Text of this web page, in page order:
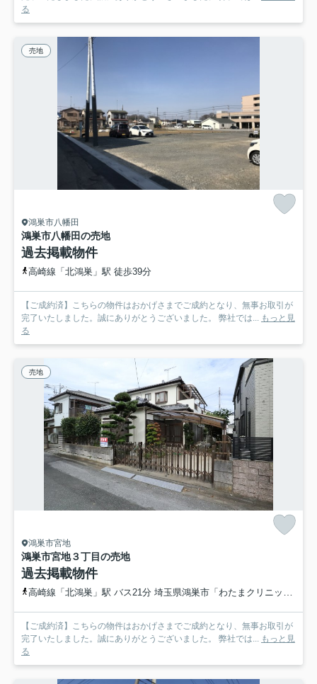
る
売地
鴻巣市八幡田
鴻巣市八幡田の売地
過去掲載物件
高崎線「北鴻巣」駅 徒歩39分
【ご成約済】こちらの物件はおかげさまでご成約となり、無事お取引が
完了いたしました。誠にありがとうございました。 弊社では...
もっと見
る
売地
鴻巣市宮地
鴻巣市宮地３丁目の売地
過去掲載物件
高崎線「北鴻巣」駅 バス21分 埼玉県鴻巣市「わたまクリニック前」 停歩9分
【ご成約済】こちらの物件はおかげさまでご成約となり、無事お取引が
完了いたしました。誠にありがとうございました。 弊社では...
もっと見
る